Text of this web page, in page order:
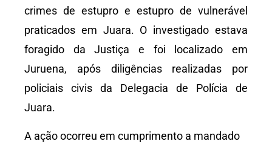
crimes de estupro e estupro de vulnerável
praticados em Juara. O investigado estava
foragido da Justiça e foi localizado em
Juruena, após diligências realizadas por
policiais civis da Delegacia de Polícia de
Juara.
A ação ocorreu em cumprimento a mandado